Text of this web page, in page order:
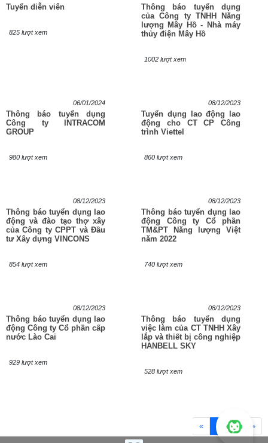
Tuyển diễn viên
825 lượt xem
Thông báo tuyển dụng
của Công ty TNHH Năng
lượng Mây Hồ - Nhà máy
thủy điện Mây Hồ
1002 lượt xem
06/01/2024
Thông báo tuyển dụng
Công ty INTRACOM
GROUP
980 lượt xem
08/12/2023
Tuyển dụng lao động lao
động cho CT CP Công
trình Viettel
860 lượt xem
08/12/2023
Thông báo tuyển dụng lao
động và đào tạo thợ xây
của Công ty CPPT và Đầu
tư Xây dựng VINCONS
854 lượt xem
08/12/2023
Thông báo tuyển dụng lao
động Công ty Cổ phần
TM&PT Năng lượng Việt
năm 2022
740 lượt xem
08/12/2023
Thông báo tuyển dụng lao
động Công ty Cổ phần cấp
nước Lào Cai
929 lượt xem
08/12/2023
Thông báo tuyển dụng
việc làm của CT TNHH Xây
lắp và thiết bị công nghiệp
HANBELL SKY
528 lượt xem
« 1 2 »